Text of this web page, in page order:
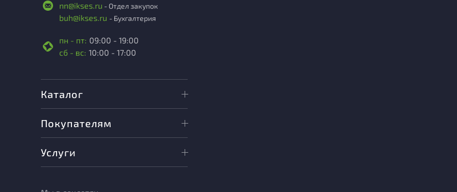
nn@ikses.ru - Отдел закупок
buh@ikses.ru - Бухгалтерия
пн - пт: 09:00 - 19:00
сб - вс: 10:00 - 17:00
Каталог
Покупателям
Услуги